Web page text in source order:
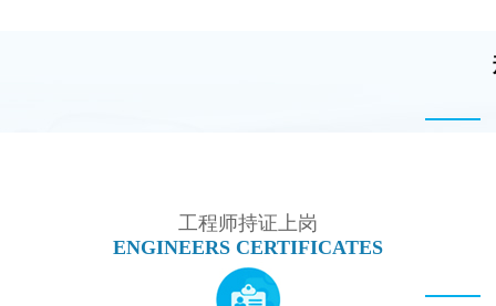
工程师持证上岗
ENGINEERS CERTIFICATES